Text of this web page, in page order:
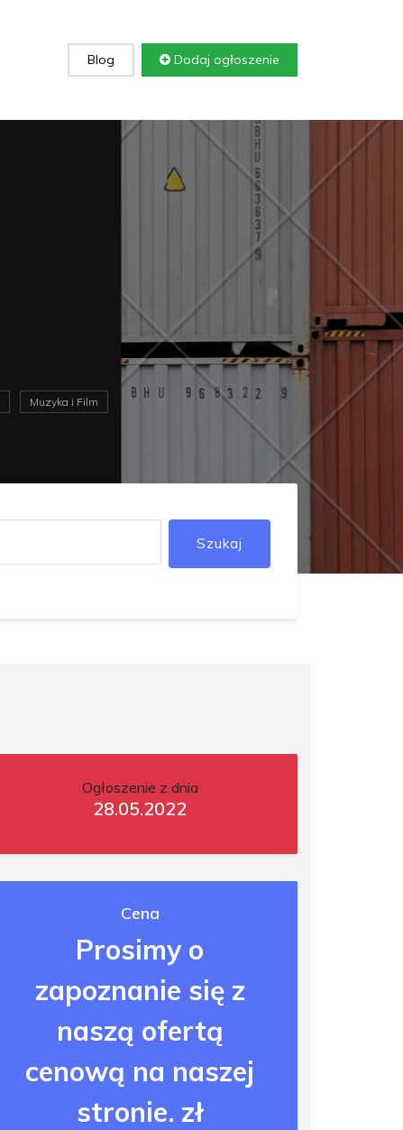
Blog Dodaj ogłoszenie
Muzyka i Film
Szukaj
Ogłoszenie z dnia
28.05.2022
Cena
Prosimy o
zapoznanie się z
naszą ofertą
cenową na naszej
stronie. zł